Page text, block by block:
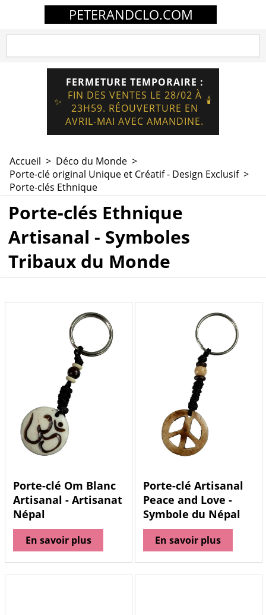
PETERANDCLO.COM
✨
FERMETURE TEMPORAIRE :
FIN DES VENTES LE 28/02 À
23H59. RÉOUVERTURE EN
AVRIL-MAI AVEC AMANDINE.
🕯️
Accueil > Déco du Monde >
Porte-clé original Unique et Créatif - Design Exclusif>
Porte-clés Ethnique
Porte-clés Ethnique
Artisanal - Symboles
Tribaux du Monde
Porte-clé Om Blanc
Artisanal - Artisanat
Népal
En savoir plus
Porte-clé Artisanal
Peace and Love -
Symbole du Népal
En savoir plus